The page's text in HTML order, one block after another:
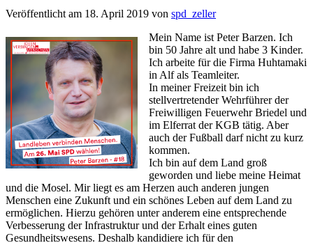
Veröffentlicht am 18. April 2019 von spd_zeller
Mein Name ist Peter Barzen. Ich
bin 50 Jahre alt und habe 3 Kinder.
Ich arbeite für die Firma Huhtamaki
in Alf als Teamleiter.
In meiner Freizeit bin ich
stellvertretender Wehrführer der
Freiwilligen Feuerwehr Briedel und
im Elferrat der KGB tätig. Aber
auch der Fußball darf nicht zu kurz
kommen.
Ich bin auf dem Land groß
geworden und liebe meine Heimat
und die Mosel. Mir liegt es am Herzen auch anderen jungen
Menschen eine Zukunft und ein schönes Leben auf dem Land zu
ermöglichen. Hierzu gehören unter anderem eine entsprechende
Verbesserung der Infrastruktur und der Erhalt eines guten
Gesundheitswesens. Deshalb kandidiere ich für den